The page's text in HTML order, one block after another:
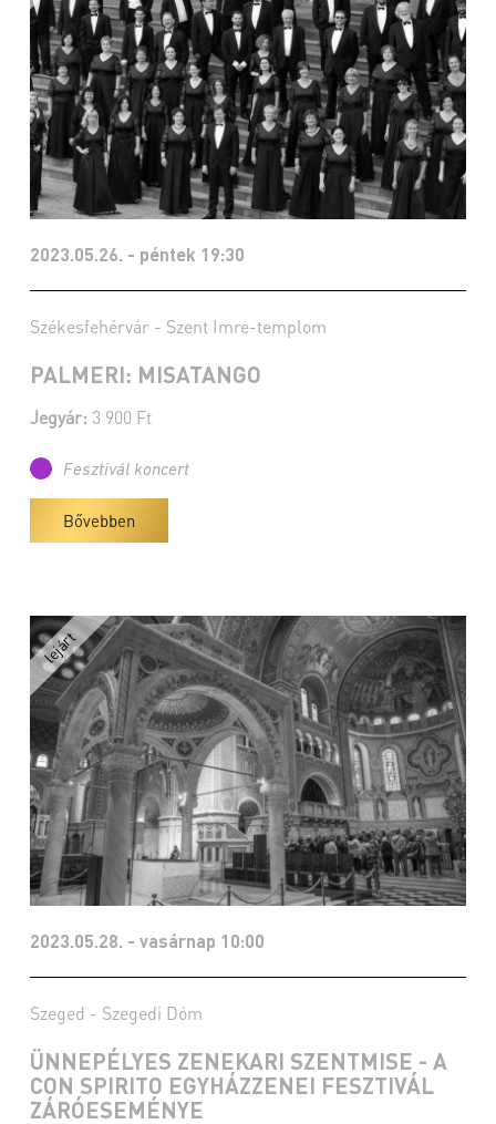
2023.05.26. - péntek 19:30
Székesfehérvár - Szent Imre-templom
PALMERI: MISATANGO
Jegyár: 3 900 Ft
Fesztivál koncert
Bővebben
2023.05.28. - vasárnap 10:00
Szeged - Szegedi Dóm
ÜNNEPÉLYES ZENEKARI SZENTMISE - A
CON SPIRITO EGYHÁZZENEI FESZTIVÁL
ZÁRÓESEMÉNYE